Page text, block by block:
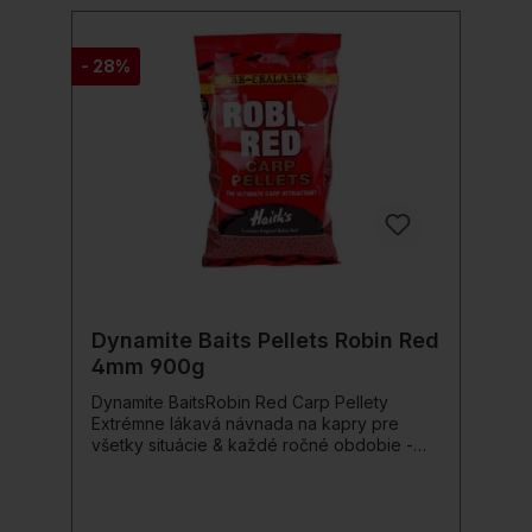
na rybársky háčik pomocou bežnej ihly na
návnadu (nie je potrebný žiadny vrták!).
Oblasť použitia: Ideálne na použitie nad
návnadou, s PVA alebo ako samostatná
návnada - s touto špeciálnou návnadou
môžete získať veľké úlovky na háčik!
Detaily produktu: Doba rozpúšťania: do cca
3 dní Jednoduché navliekanie (vhodné aj
- 28%
Dynamite Baits Pellets Robin Red
4mm 900g
Dynamite BaitsRobin Red Carp Pellety
Extrémne lákavá návnada na kapry pre
všetky situácie & každé ročné obdobie -